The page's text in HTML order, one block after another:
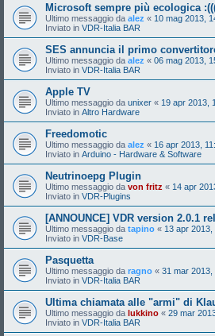
Microsoft sempre più ecologica
Ultimo messaggio da alez « 10 mag 2013,
Inviato in VDR-Italia BAR
SES annuncia il primo
Ultimo messaggio da alez « 06 mag 2013,
Inviato in VDR-Italia BAR
Apple TV
Ultimo messaggio da unixer « 19 apr 2013,
Inviato in Altro Hardware
Freedomotic
Ultimo messaggio da alez « 16 apr 2013,
Inviato in Arduino - Hardware & Software
Neutrinoepg Plugin
Ultimo messaggio da von fritz « 14 apr
Inviato in VDR-Plugins
[ANNOUNCE] VDR version 2.0.1
Ultimo messaggio da tapino « 13 apr 2013,
Inviato in VDR-Base
Pasquetta
Ultimo messaggio da ragno « 31 mar 2013,
Inviato in VDR-Italia BAR
Ultima chiamata alle "armi" di
Ultimo messaggio da lukkino « 29 mar
Inviato in VDR-Italia BAR